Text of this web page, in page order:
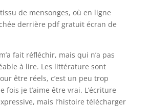
de mensonges, où en ligne
derrière pdf gratuit écran de
fait réfléchir, mais qui n’a pas
à lire. Les littérature sont
être réels, c’est un peu trop
fois je t’aime être vrai. L’écriture
mais l’histoire télécharger